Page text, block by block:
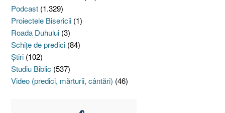
Podcast (1.329)
Proiectele Bisericii (1)
Roada Duhului (3)
Schiţe de predici (84)
Ştiri (102)
Studiu Biblic (537)
Video (predici, mărturii, cântări) (46)